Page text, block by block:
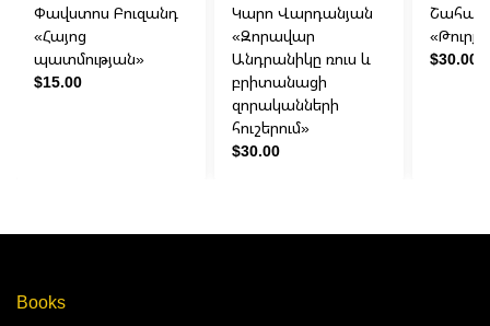
Փավստոս Բուզանդ
«Հայոց
պատմության»
$15.00
Կարո Վարդանյան
«Զորավար
Անդրանիկը ռուս և
բրիտանացի
զորականների
հուշերում»
$30.00
Շահան
$30.00
Books